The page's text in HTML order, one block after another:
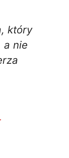
który
a nie